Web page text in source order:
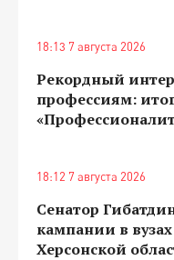
18:13 7 августа 2026
Рекордный
профессиям:
18:12 7 августа 2026
Сенатор
кампании в
Херсонской